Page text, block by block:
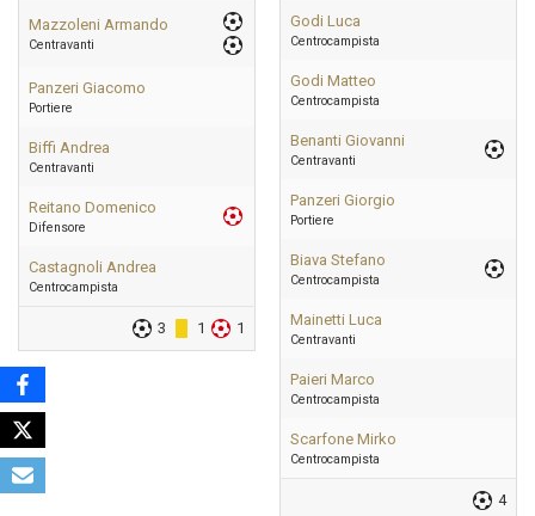
Mazzoleni Armando
Centravanti
Panzeri Giacomo
Portiere
Biffi Andrea
Centravanti
Reitano Domenico
Difensore
Castagnoli Andrea
Centrocampista
3 1 1
Godi Luca
Centrocampista
Godi Matteo
Centrocampista
Benanti Giovanni
Centravanti
Panzeri Giorgio
Portiere
Biava Stefano
Centrocampista
Mainetti Luca
Centravanti
Paieri Marco
Centrocampista
Scarfone Mirko
Centrocampista
4